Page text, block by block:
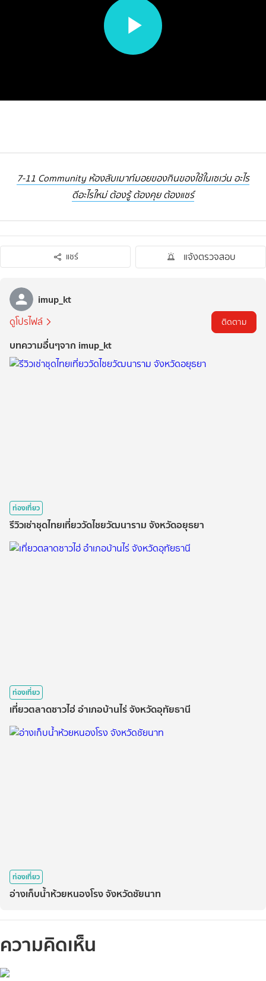
7-11 Community ห้องลับเมาท์มอยของกินของใช้ในเซเว่น อะไร
ดีอะไรใหม่ ต้องรู้ ต้องคุย ต้องแชร์
แชร์ แจ้งตรวจสอบ
imup_kt
ดูโปรไฟล์ ติดตาม
บทความอื่นๆจาก imup_kt
ท่องเที่ยว
รีวิวเช่าชุดไทยเที่ยววัดไชยวัฒนาราม จังหวัดอยุธยา
ท่องเที่ยว
เที่ยวตลาดซาวไฮ่ อำเภอบ้านไร่ จังหวัดอุทัยธานี
ท่องเที่ยว
อ่างเก็บน้ำห้วยหนองโรง จังหวัดชัยนาท
ความคิดเห็น